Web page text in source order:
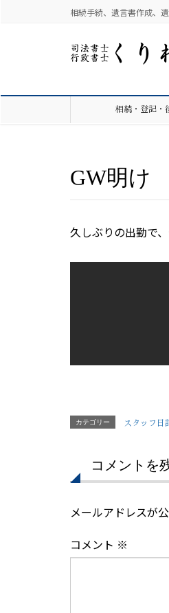
相続手続、遺言書作成、
相続・登記・
GW明け
久しぶりの出勤で
カテゴリー スタッフ日
コメントを
メールアドレスが
コメント ※